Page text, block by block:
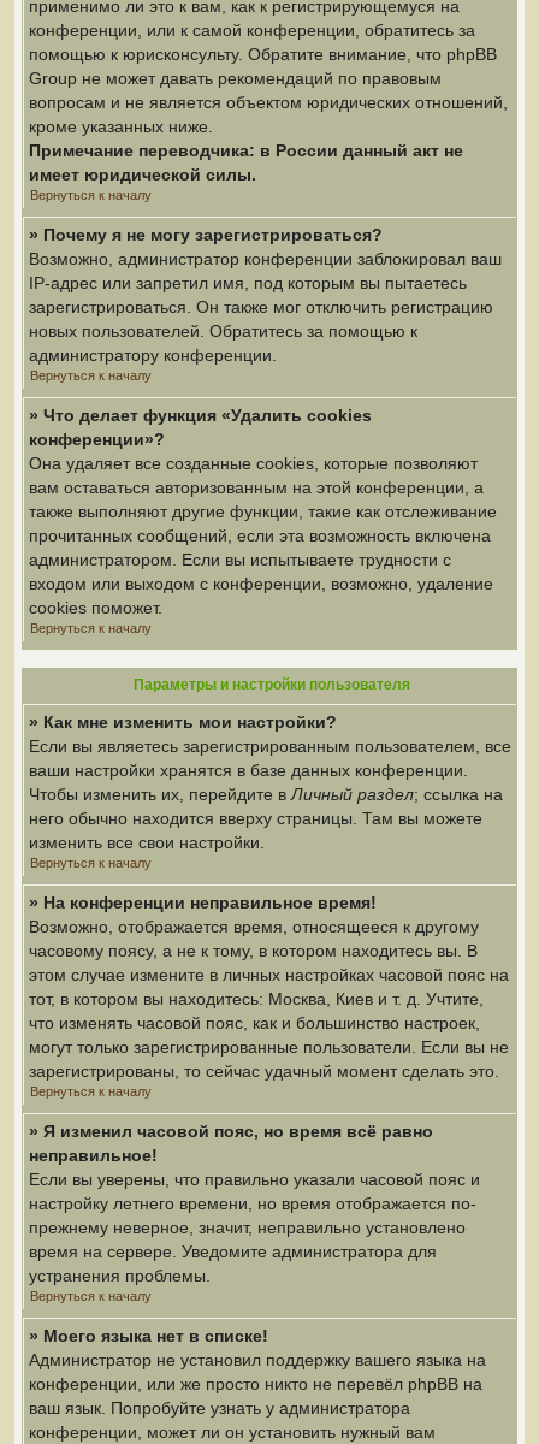
применимо ли это к вам, как к регистрирующемуся на
конференции, или к самой конференции, обратитесь за
помощью к юрисконсульту. Обратите внимание, что phpBB
Group не может давать рекомендаций по правовым
вопросам и не является объектом юридических отношений,
кроме указанных ниже.
Примечание переводчика: в России данный акт не
имеет юридической силы.
Вернуться к началу
» Почему я не могу зарегистрироваться?
Возможно, администратор конференции заблокировал ваш
IP-адрес или запретил имя, под которым вы пытаетесь
зарегистрироваться. Он также мог отключить регистрацию
новых пользователей. Обратитесь за помощью к
администратору конференции.
Вернуться к началу
» Что делает функция «Удалить cookies
конференции»?
Она удаляет все созданные cookies, которые позволяют
вам оставаться авторизованным на этой конференции, а
также выполняют другие функции, такие как отслеживание
прочитанных сообщений, если эта возможность включена
администратором. Если вы испытываете трудности с
входом или выходом с конференции, возможно, удаление
cookies поможет.
Вернуться к началу
Параметры и настройки пользователя
» Как мне изменить мои настройки?
Если вы являетесь зарегистрированным пользователем, все
ваши настройки хранятся в базе данных конференции.
Чтобы изменить их, перейдите в Личный раздел; ссылка на
него обычно находится вверху страницы. Там вы можете
изменить все свои настройки.
Вернуться к началу
» На конференции неправильное время!
Возможно, отображается время, относящееся к другому
часовому поясу, а не к тому, в котором находитесь вы. В
этом случае измените в личных настройках часовой пояс на
тот, в котором вы находитесь: Москва, Киев и т. д. Учтите,
что изменять часовой пояс, как и большинство настроек,
могут только зарегистрированные пользователи. Если вы не
зарегистрированы, то сейчас удачный момент сделать это.
Вернуться к началу
» Я изменил часовой пояс, но время всё равно
неправильное!
Если вы уверены, что правильно указали часовой пояс и
настройку летнего времени, но время отображается по-
прежнему неверное, значит, неправильно установлено
время на сервере. Уведомите администратора для
устранения проблемы.
Вернуться к началу
» Моего языка нет в списке!
Администратор не установил поддержку вашего языка на
конференции, или же просто никто не перевёл phpBB на
ваш язык. Попробуйте узнать у администратора
конференции, может ли он установить нужный вам